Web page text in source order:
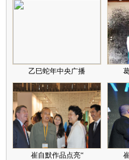
乙巳蛇年中央广播
崔自默作品点亮“